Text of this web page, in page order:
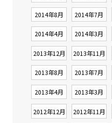
2014年8月 2014年7月
2014年4月 2014年3月
2013年12月 2013年11月
2013年8月 2013年7月
2013年4月 2013年3月
2012年12月 2012年11月